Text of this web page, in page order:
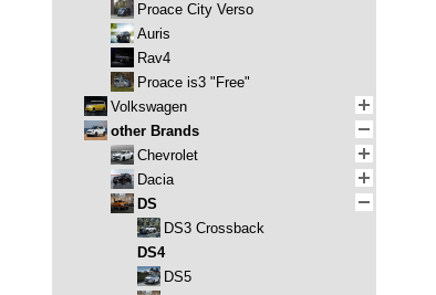
Proace City Verso
Auris
Rav4
Proace is3 "Free"
Volkswagen
other Brands
Chevrolet
Dacia
DS
DS3 Crossback
DS4
DS5